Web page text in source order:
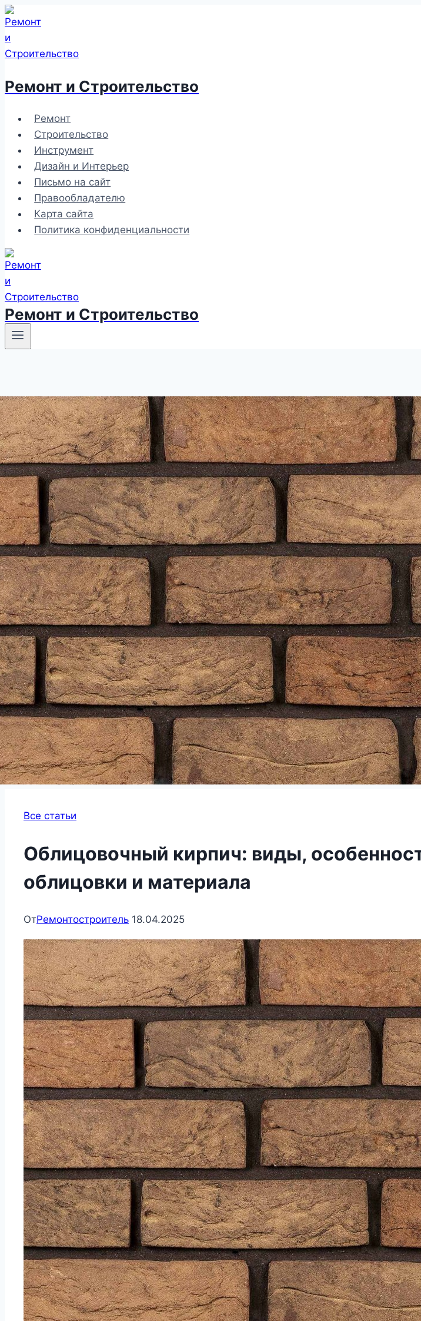
Перейти
к
содержимому
Ремонт и Строительство
Ремонт
Строительство
Инструмент
Дизайн и Интерьер
Письмо на сайт
Правообладателю
Карта сайта
Политика конфиденциальности
Ремонт и Строительство
Все статьи
Облицовочный кирпич: виды,
облицовки и материала
ОтРемонтостроитель 18.04.2025